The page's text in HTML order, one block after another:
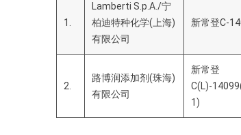
1.
Lamberti S.p.A./宁
柏迪特种化学(上海)
有限公司
新常登C-
2.
路博润添加剂(珠海)
有限公司
新常登
C(L)-
1)